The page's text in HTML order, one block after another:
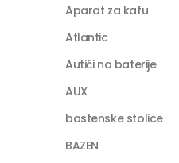
Aparat za kafu
Atlantic
Autići na baterije
AUX
bastenske stolice
BAZEN